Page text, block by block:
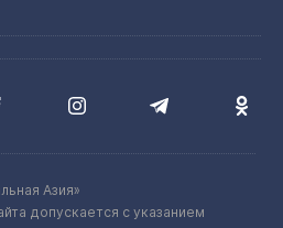
Азия»
допускается с указанием